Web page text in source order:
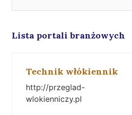
Lista portali branżowych
Technik włókiennik
http://przeglad-
wlokienniczy.pl